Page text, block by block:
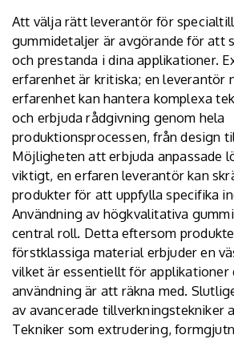
Att välja rätt leverantör för
gummidetaljer är avgörande för att
och prestanda i dina applikationer.
erfarenhet är kritiska; en leverantör
erfarenhet kan hantera komplexa
och erbjuda rådgivning genom hela
produktionsprocessen, från design
Möjligheten att erbjuda anpassade
viktigt, en erfaren leverantör kan
produkter för att uppfylla specifika
Användning av högkvalitativa
central roll. Detta eftersom
förstklassiga material erbjuder en
vilket är essentiellt för applikationer
användning är att räkna med.
av avancerade tillverkningstekniker
Tekniker som extrudering,